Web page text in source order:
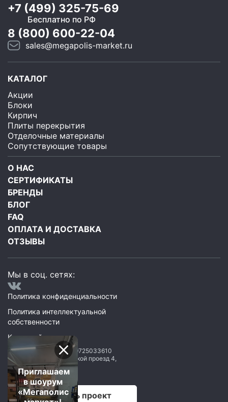
+7 (499) 325-75-69
Бесплатно по РФ
8 (800) 600-22-04
sales@megapolis-market.ru
КАТАЛОГ
Акции
Блоки
Кирпич
Плиты перекрытия
Отделочные материалы
Сопутствующие товары
О НАС
СЕРТИФИКАТЫ
БРЕНДЫ
БЛОГ
FAQ
ОПЛАТА И ДОСТАВКА
ОТЗЫВЫ
Мы в соц. сетях:
Политика конфиденциальности
Политика интеллектуальной
собственности
Карта сайта
ООО Мегаполис ИНН: 9725033610
119071
2 Донской проезд 4,
строение 1, пом. 435
Рассчитать проект
Приглашаем
в шоурум
«Мегаполис